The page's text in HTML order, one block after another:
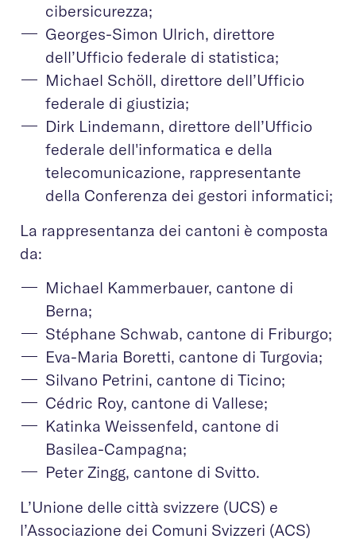
cibersicurezza;
Georges-Simon Ulrich, direttore
dell’Ufficio federale di statistica;
Michael Schöll, direttore dell’Ufficio
federale di giustizia;
Dirk Lindemann, direttore dell’Ufficio
federale dell'informatica e della
telecomunicazione, rappresentante
della Conferenza dei gestori informatici;
La rappresentanza dei cantoni è composta
da:
Michael Kammerbauer, cantone di
Berna;
Stéphane Schwab, cantone di Friburgo;
Eva-Maria Boretti, cantone di Turgovia;
Silvano Petrini, cantone di Ticino;
Cédric Roy, cantone di Vallese;
Katinka Weissenfeld, cantone di
Basilea-Campagna;
Peter Zingg, cantone di Svitto.
L’Unione delle città svizzere (UCS) e
l’Associazione dei Comuni Svizzeri (ACS)